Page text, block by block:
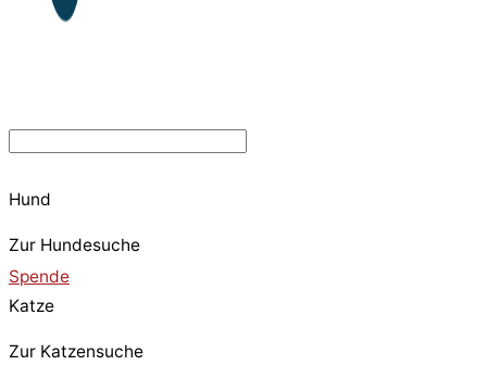
Hund
Zur Hundesuche
Spende
Katze
Zur Katzensuche